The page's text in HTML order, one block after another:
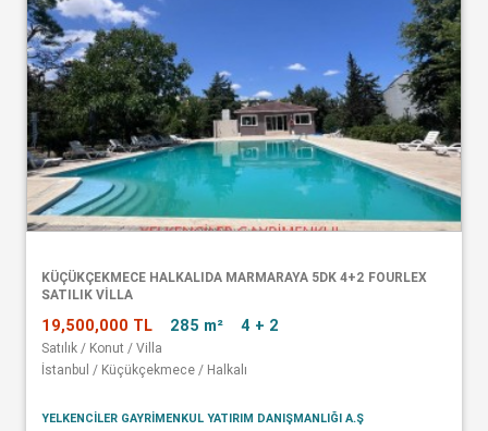
KÜÇÜKÇEKMECE HALKALIDA MARMARAYA 5DK 4+2 FOURLEX
SATILIK VİLLA
19,500,000 TL 285 m² 4 + 2
Satılık / Konut / Villa
İstanbul / Küçükçekmece / Halkalı
YELKENCİLER GAYRİMENKUL YATIRIM DANIŞMANLIĞI A.Ş